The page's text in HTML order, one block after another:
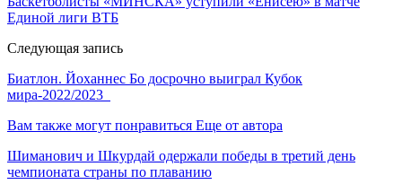
Единой лиги ВТБ
Следующая запись
Биатлон. Йоханнес Бо досрочно выиграл Кубок
мира-2022/2023
Вам также могут понравиться Еще от автора
Шиманович и Шкурдай одержали победы в третий день
чемпионата страны по плаванию